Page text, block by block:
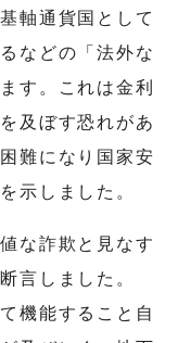
軸通貨国として
などの「法外な
す。これは金利
及ぼす恐れがあ
難になり国家安
示しました。
な詐欺と見なす
言しました。
機能すること自